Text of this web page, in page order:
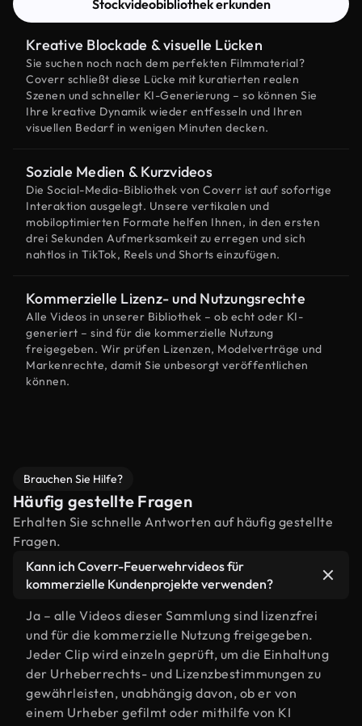
Stockvideobibliothek erkunden
Kreative Blockade & visuelle Lücken
Sie suchen noch nach dem perfekten Filmmaterial?
Coverr schließt diese Lücke mit kuratierten realen
Szenen und schneller KI-Generierung – so können Sie
Ihre kreative Dynamik wieder entfesseln und Ihren
visuellen Bedarf in wenigen Minuten decken.
Soziale Medien & Kurzvideos
Die Social-Media-Bibliothek von Coverr ist auf sofortige
Interaktion ausgelegt. Unsere vertikalen und
mobiloptimierten Formate helfen Ihnen, in den ersten
drei Sekunden Aufmerksamkeit zu erregen und sich
nahtlos in TikTok, Reels und Shorts einzufügen.
Kommerzielle Lizenz- und Nutzungsrechte
Alle Videos in unserer Bibliothek – ob echt oder KI-
generiert – sind für die kommerzielle Nutzung
freigegeben. Wir prüfen Lizenzen, Modelverträge und
Markenrechte, damit Sie unbesorgt veröffentlichen
können.
Brauchen Sie Hilfe?
Häufig gestellte Fragen
Erhalten Sie schnelle Antworten auf häufig gestellte
Fragen.
Kann ich Coverr-Feuerwehrvideos für
kommerzielle Kundenprojekte verwenden?
Ja – alle Videos dieser Sammlung sind lizenzfrei
und für die kommerzielle Nutzung freigegeben.
Jeder Clip wird einzeln geprüft, um die Einhaltung
der Urheberrechts- und Lizenzbestimmungen zu
gewährleisten, unabhängig davon, ob er von
einem Urheber gefilmt oder mithilfe von KI